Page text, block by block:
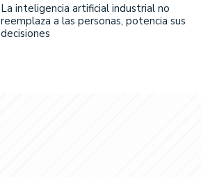
La inteligencia artificial industrial no
reemplaza a las personas, potencia sus
decisiones